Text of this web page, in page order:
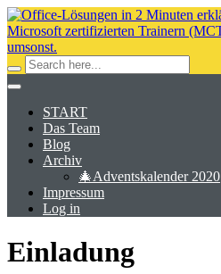
START
Das Team
Blog
Archiv
🎄Adventskalender 2020
Impressum
Log in
Einladung